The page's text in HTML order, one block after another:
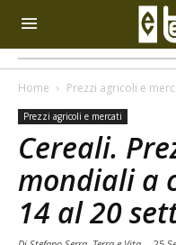
Home Prezzi agricoli e
Prezzi agricoli e mercati
Cereali.
mondiali a
14 al 20